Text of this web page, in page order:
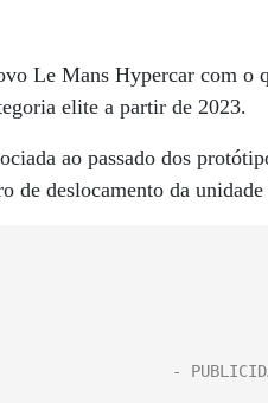
Le Mans Hypercar com
elite a partir de 2023.
ao passado dos
de deslocamento da